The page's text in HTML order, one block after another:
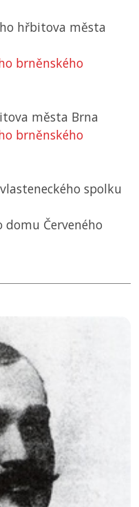
hřbitova města
brněnského
města Brna
brněnského
spolku
Červeného